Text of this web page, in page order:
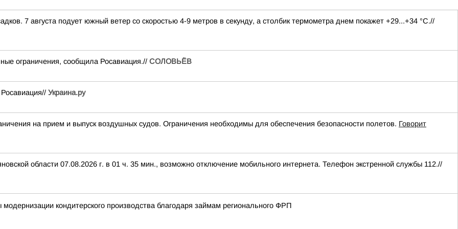
7 августа подует южный ветер со скоростью 4-9 метров в секунду, а столбик термометра днем покажет +29...+34 °C.//
ограничения, сообщила Росавиация.// СОЛОВЬЁВ
Украина.ру
на прием и выпуск воздушных судов. Ограничения необходимы для обеспечения безопасности полетов. Говорит
области 07.08.2026 г. в 01 ч. 35 мин., возможно отключение мобильного интернета. Телефон экстренной службы 112.//
кондитерского производства благодаря займам регионального ФРП